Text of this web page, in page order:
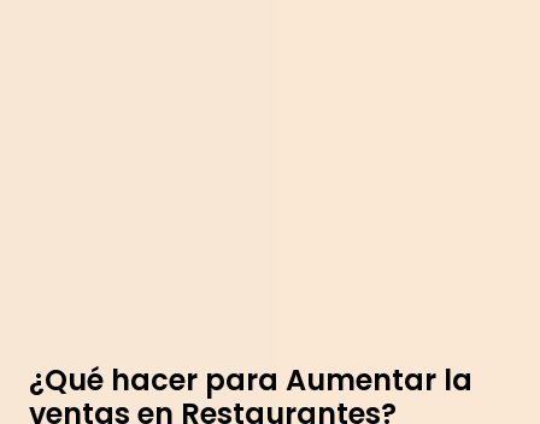
¿Qué hacer para Aumentar la
ventas en Restaurantes?